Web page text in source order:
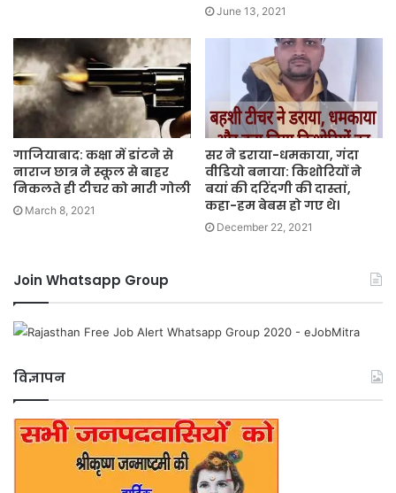
June 13, 2021
गाजियाबाद: कक्षा में डांटने से
नाराज छात्र ने स्कूल से बाहर
निकलते ही टीचर को मारी गोली
March 8, 2021
सर ने डराया-धमकाया, गंदा
वीडियो बनाया: किशोरियों ने
बयां की दरिंदगी की दास्तां,
कहा-हम बेबस हो गए थे।
December 22, 2021
Join Whatsapp Group
विज्ञापन